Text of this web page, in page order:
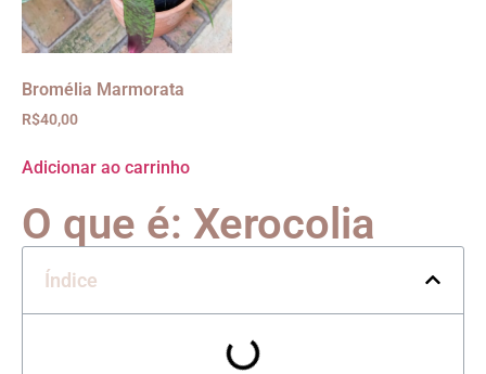
Bromélia Marmorata
R$40,00
Adicionar ao carrinho
O que é: Xerocolia
Índice